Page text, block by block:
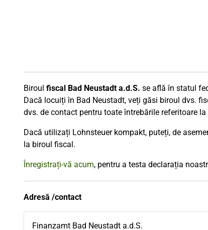
Biroul fiscal Bad Neustadt a.d.S. se află în statul
Dacă locuiți în Bad Neustadt, veți găsi biroul dvs.
dvs. de contact pentru toate întrebările referitoare
Dacă utilizați Lohnsteuer kompakt, puteți, de
la biroul fiscal.
Înregistrați-vă acum, pentru a testa declarația
Adresă /contact
Finanzamt Bad Neustadt a.d.S.